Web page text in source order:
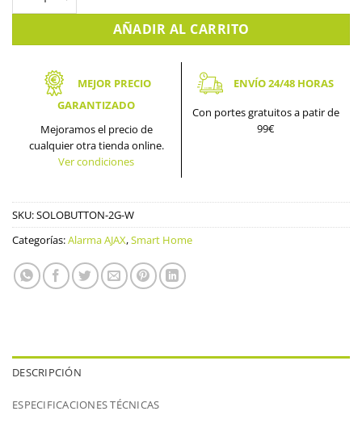
AÑADIR AL CARRITO
MEJOR PRECIO
GARANTIZADO
Mejoramos el precio de
cualquier otra tienda online.
Ver condiciones
ENVÍO 24/48 HORAS
Con portes gratuitos a patir de
99€
SKU:SOLOBUTTON-2G-W
Categorías:Alarma AJAX,Smart Home
DESCRIPCIÓN
ESPECIFICACIONES TÉCNICAS